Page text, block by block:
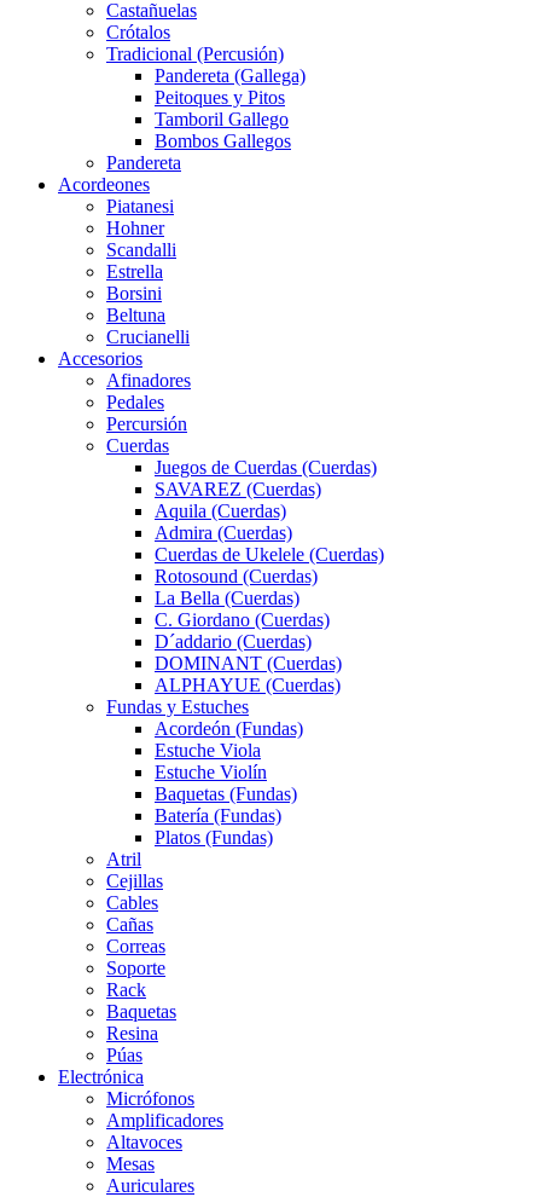
Castañuelas
Crótalos
Tradicional (Percusión)
Pandereta (Gallega)
Peitoques y Pitos
Tamboril Gallego
Bombos Gallegos
Pandereta
Acordeones
Piatanesi
Hohner
Scandalli
Estrella
Borsini
Beltuna
Crucianelli
Accesorios
Afinadores
Pedales
Percursión
Cuerdas
Juegos de Cuerdas (Cuerdas)
SAVAREZ (Cuerdas)
Aquila (Cuerdas)
Admira (Cuerdas)
Cuerdas de Ukelele (Cuerdas)
Rotosound (Cuerdas)
La Bella (Cuerdas)
C. Giordano (Cuerdas)
D´addario (Cuerdas)
DOMINANT (Cuerdas)
ALPHAYUE (Cuerdas)
Fundas y Estuches
Acordeón (Fundas)
Estuche Viola
Estuche Violín
Baquetas (Fundas)
Batería (Fundas)
Platos (Fundas)
Atril
Cejillas
Cables
Cañas
Correas
Soporte
Rack
Baquetas
Resina
Púas
Electrónica
Micrófonos
Amplificadores
Altavoces
Mesas
Auriculares